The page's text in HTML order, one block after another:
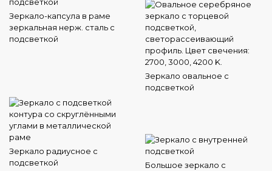
Зеркало-капсула в раме
зеркальная нерж. сталь с
подсветкой
Зеркало овальное с
подсветкой
Зеркало радиусное с
подсветкой
Большое зеркало с